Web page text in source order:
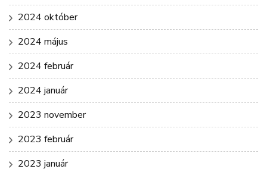
2024 október
2024 május
2024 február
2024 január
2023 november
2023 február
2023 január